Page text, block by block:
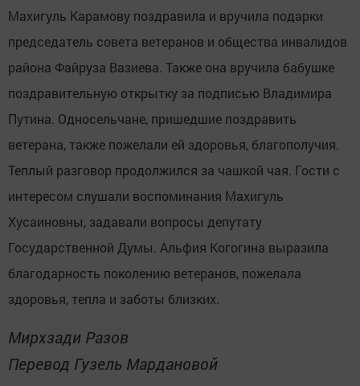
Махигуль Карамову поздравила и вручила подарки
председатель совета ветеранов и общества инвалидов
района Файруза Вазиева. Также она вручила бабушке
поздравительную открытку за подписью Владимира
Путина. Односельчане, пришедшие поздравить
ветерана, также пожелали ей здоровья, благополучия.
Теплый разговор продолжился за чашкой чая. Гости с
интересом слушали воспоминания Махигуль
Хусаиновны, задавали вопросы депутату
Государственной Думы. Альфия Когогина выразила
благодарность поколению ветеранов, пожелала
здоровья, тепла и заботы близких.
Мирхзади Разов
Перевод Гузель Мардановой